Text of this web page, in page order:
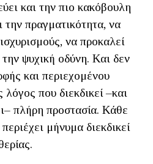
και την πιο κακόβουλη
την πραγματικότητα, να
να προκαλεί
ψυχική οδύνη. Και δεν
και περιεχομένου
που διεκδικεί –και
πλήρη προστασία. Κάθε
μήνυμα διεκδικεί